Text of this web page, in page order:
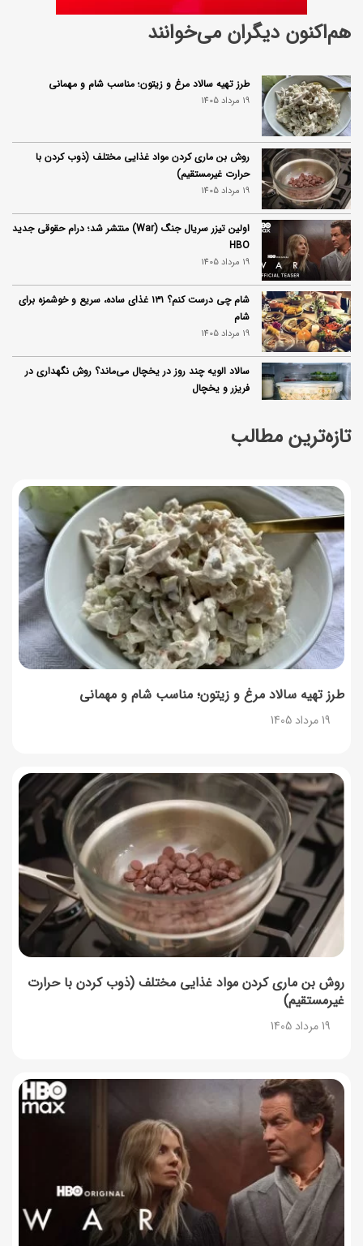
تازه‌ترین مطالب
طرز تهیه سالاد مرغ و زیتون؛ مناسب شام و مهمانی
19 مرداد 1405
روش بن ماری کردن مواد غذایی مختلف (ذوب کردن با حرارت
غیرمستقیم)
19 مرداد 1405
هم‌اکنون دیگران می‌خوانند
طرز تهیه سالاد مرغ و زیتون؛ مناسب شام و مهمانی
19 مرداد 1405
روش بن ماری کردن مواد غذایی مختلف (ذوب کردن با
حرارت غیرمستقیم)
19 مرداد 1405
اولین تیزر سریال جنگ (War) منتشر شد؛ درام حقوقی جدید
HBO
19 مرداد 1405
شام چی درست کنم؟ ۱۳۱ غذای ساده، سریع و خوشمزه برای
شام
19 مرداد 1405
سالاد الویه چند روز در یخچال می‌ماند؟ روش نگهداری در
فریزر و یخچال
طرز تهیه کتلت کینوا؛ غذای سالم و پروتئینی برای یک وعده
طرز تهیه فراپاچینو خانگی؛ به سبک کافه‌ای با بافتی خامه‌ای
19 مرداد 1405
راهنمای اعتراض به کالابرگ مرداد ۱۴۰۵ + شماره پشتیبانی
19 مرداد 1405
روش‌های استعلام کالابرگ (فعال بودن و موجودی)
19 مرداد 1405
کالابرگ مرداد چه کسانی قطع می‌شود؟
18 مرداد 1405
شکلات تخته‌ای مغزدار با مغزهای دلخواه؛ خانگی و خوشمزه
18 مرداد 1405